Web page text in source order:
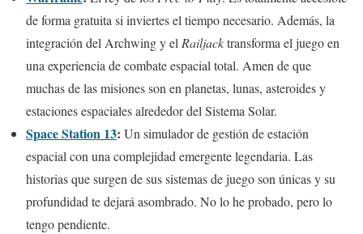
de forma gratuita si inviertes el tiempo necesario. Además, la
integración del Archwing y elRailjacktransforma el juego en
una experiencia de combate espacial total. Amen de que
muchas de las misiones son en planetas, lunas, asteroides y
estaciones espaciales alrededor del Sistema Solar.
Space Station 13: Un simulador de gestión de estación
espacial con una complejidad emergente legendaria. Las
historias que surgen de sus sistemas de juego son únicas y su
profundidad te dejará asombrado. No lo he probado, pero lo
tengo pendiente.